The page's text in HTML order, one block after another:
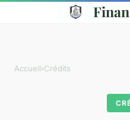
Accueil›Crédits